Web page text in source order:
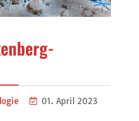
01. April 2023